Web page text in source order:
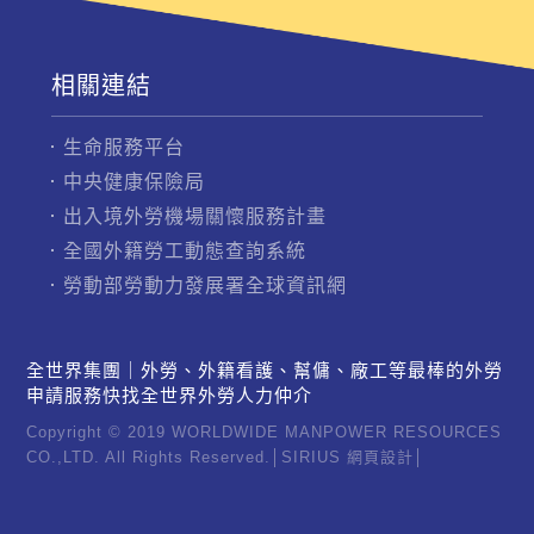
相關連結
生命服務平台
中央健康保險局
出入境外勞機場關懷服務計畫
全國外籍勞工動態查詢系統
勞動部勞動力發展署全球資訊網
全世界集團｜外勞、外籍看護、幫傭、廠工等最棒的外勞
申請服務快找全世界外勞人力仲介
Copyright © 2019 WORLDWIDE MANPOWER RESOURCES
CO.,LTD. All Rights Reserved.│ SIRIUS 網頁設計